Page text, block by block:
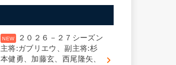
２０２６－２７シーズン
主将:ガブリエウ、副主将:杉
本健勇、加藤玄、西尾隆矢、